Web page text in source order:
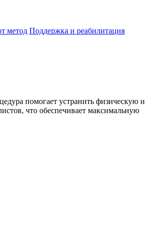
метод Поддержка и реабилитация
помогает устранить физическую и
что обеспечивает максимальную